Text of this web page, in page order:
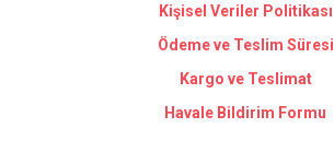
Kişisel Veriler Politikası
Ödeme ve Teslim Süresi
Kargo ve Teslimat
Havale Bildirim Formu